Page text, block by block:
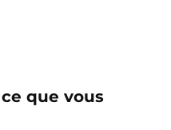
que vous